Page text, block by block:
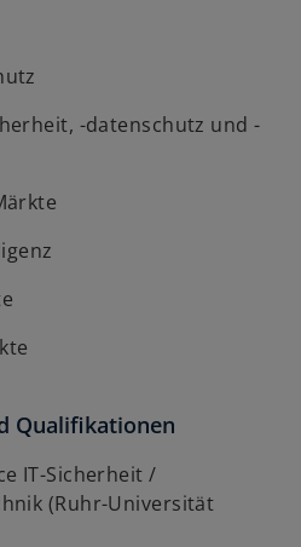
-datenschutz und -
Qualifikationen
IT-Sicherheit /
(Ruhr-Universität